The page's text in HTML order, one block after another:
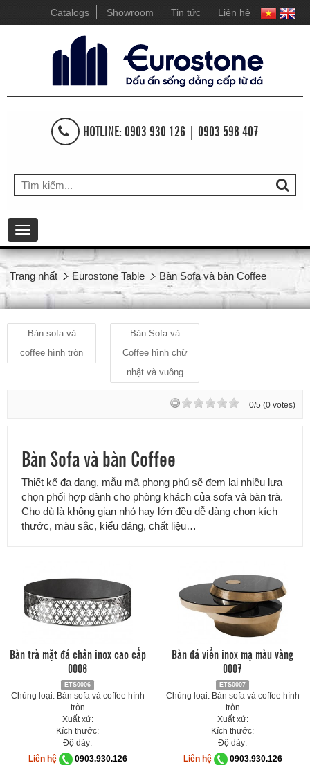
Catalogs Showroom Tin tức Liên hệ
HOTLINE: 0903 930 126 | 0903 598 407
Toggle
navigation
Trang nhất Eurostone Table Bàn Sofa và bàn Coffee
Bàn sofa và
coffee hình tròn
Bàn Sofa và
Coffee hình chữ
nhật và vuông
0/5 (0 votes)
Bàn Sofa và bàn Coffee
Thiết kế đa dạng, mẫu mã phong phú sẽ đem lại nhiều lựa
chọn phối hợp dành cho phòng khách của sofa và bàn trà.
Cho dù là không gian nhỏ hay lớn đều dễ dàng chọn kích
thước, màu sắc, kiểu dáng, chất liệu…
Bàn trà mặt đá chân inox cao cấp
0006
ETS0006
Chủng loại: Bàn sofa và coffee hình
tròn
Xuất xứ:
Kích thước:
Độ dày:
Liên hệ
0903.930.126
Bàn đá viền inox mạ màu vàng
0007
ETS0007
Chủng loại: Bàn sofa và coffee hình
tròn
Xuất xứ:
Kích thước:
Độ dày:
Liên hệ
0903.930.126